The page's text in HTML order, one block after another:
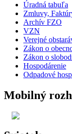
Úradná tabuľa
Zmluvy,
Archív FZO
VZN
Verejné
Zákon o
Zákon o
Hospodárenie
Odpadové
Mobilný